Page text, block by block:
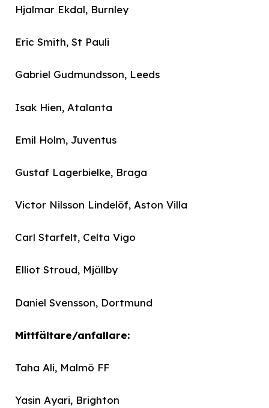
Hjalmar Ekdal, Burnley
Eric Smith, St Pauli
Gabriel Gudmundsson, Leeds
Isak Hien, Atalanta
Emil Holm, Juventus
Gustaf Lagerbielke, Braga
Victor Nilsson Lindelöf, Aston Villa
Carl Starfelt, Celta Vigo
Elliot Stroud, Mjällby
Daniel Svensson, Dortmund
Mittfältare/anfallare:
Taha Ali, Malmö FF
Yasin Ayari, Brighton